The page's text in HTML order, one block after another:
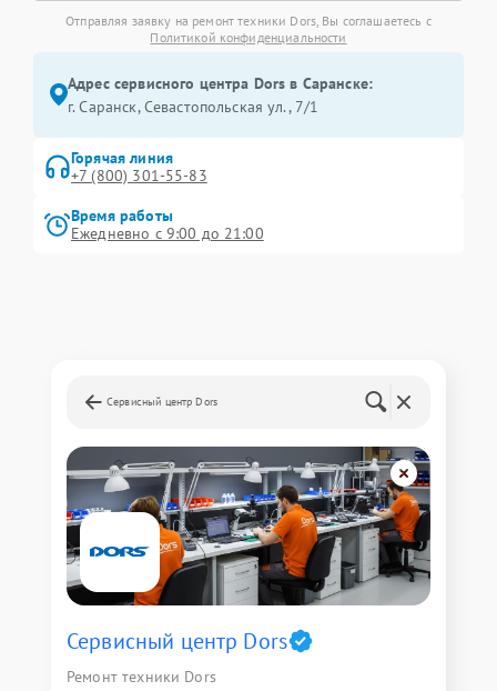
Отправляя заявку на ремонт техники Dors, Вы соглашаетесь с
Политикой конфиденциальности
Адрес сервисного центра Dors в Саранске:
г. Саранск, Севастопольская ул., 7/1
Горячая линия
+7 (800) 301-55-83
Время работы
Ежедневно с 9:00 до 21:00
Сервисный центр Dors
Сервисный центр Dors
Ремонт техники Dors